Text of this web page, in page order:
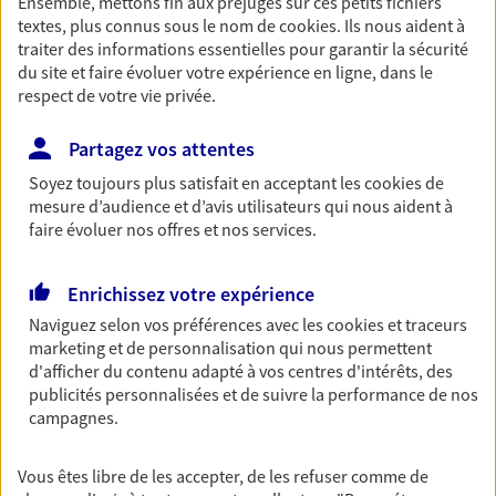
Découvrir les offres Épargne
Retraite
Préparez sereinement ce nouveau chapitre de
votre vie avec les conseils d'un expert. Découvrez
notre solution PER (Plan Epargne Retraite)
spécialement conçue pour la retraite.
Prévoyance
Pour un avenir serein, assurez-vous avec notre
contrat prévoyance. Préservez vos proches en cas
d'accident ou de maladie en optant pour les
garanties incapacité temporaire totale de travail,
Découvrir l'offre Prévoyance
textes, plus connus sous le nom decookies. Ils nous aident à
traiter des informations essentielles pour garantir la sécurité
du site et faire évoluer votre expérience en ligne, dans le
respect de votre vie privée.
Partagez vos attentes
Soyez toujours plus satisfait en acceptant lescookiesde
mesure d’audience et d’avis utilisateurs qui nous aident à
faire évoluer nos offres et nos services.
Enrichissez votre expérience
Naviguez selon vos préférences avec lescookies et traceurs
marketing et de personnalisation qui nous permettent
d'afficher du contenu adapté à vos centres d'intérêts, des
publicités personnalisées et de suivre la performance de nos
campagnes.
Vous êtes libre de les accepter, de les refuser comme de